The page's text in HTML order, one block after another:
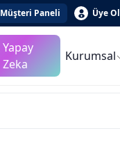
Müşteri Paneli Üye Ol
Yapay
Zeka
Kurumsal